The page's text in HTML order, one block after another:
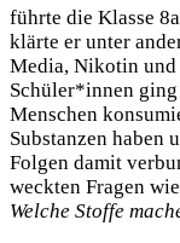
führte die Klasse
klärte er unter
Media, Nikotin und
Schüler*innen ging
Menschen
Substanzen haben
Folgen damit
weckten Fragen
Welche Stoffe